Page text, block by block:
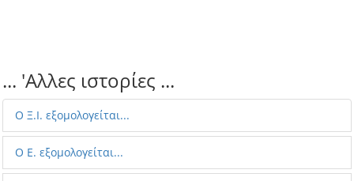
... 'Aλλες ιστορίες ...
Ο Ξ.Ι. εξομολογείται...
Ο Ε. εξομολογείται...